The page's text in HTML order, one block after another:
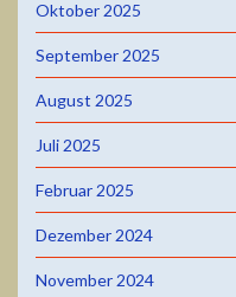
Oktober 2025
September 2025
August 2025
Juli 2025
Februar 2025
Dezember 2024
November 2024